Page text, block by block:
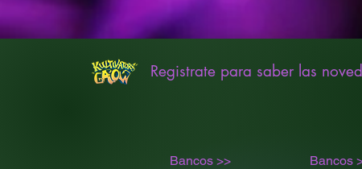
Registrate para saber las
Bancos >> Bancos